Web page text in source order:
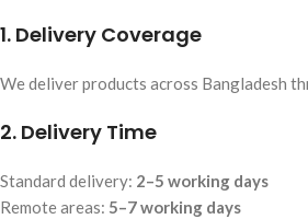
1. Delivery Coverage
We deliver products across Bangladesh
2. Delivery Time
Standard delivery: 2–5 working days
Remote areas: 5–7 working days